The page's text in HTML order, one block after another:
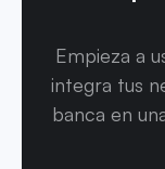
Empieza a
integra tus
banca en